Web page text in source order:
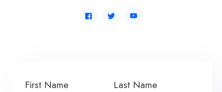
First Name Last Name